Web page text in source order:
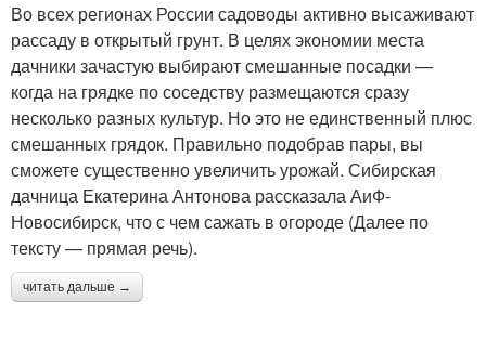
Во всех регионах России садоводы активно высаживают
рассаду в открытый грунт. В целях экономии места
дачники зачастую выбирают смешанные посадки —
когда на грядке по соседству размещаются сразу
несколько разных культур. Но это не единственный плюс
смешанных грядок. Правильно подобрав пары, вы
сможете существенно увеличить урожай. Сибирская
дачница Екатерина Антонова рассказала АиФ-
Новосибирск, что с чем сажать в огороде (Далее по
тексту — прямая речь).
читать дальше →